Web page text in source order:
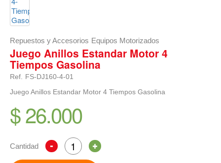
Repuestos y Accesorios Equipos Motorizados
Juego Anillos Estandar Motor 4
Tiempos Gasolina
Ref. FS-DJ160-4-01
Juego Anillos Estandar Motor 4 Tiempos Gasolina
$ 26.000
Cantidad